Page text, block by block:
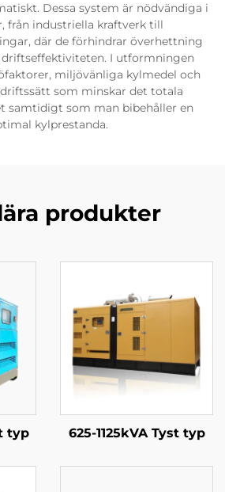
Dessa system är nödvändiga i
från industriella kraftverk till
där de förhindrar överhettning
I utformningen
miljövänliga kylmedel och
som minskar det totala
samtidigt som man bibehåller en
kylprestanda.
produkter
typ 625-1125kVA Tyst typ